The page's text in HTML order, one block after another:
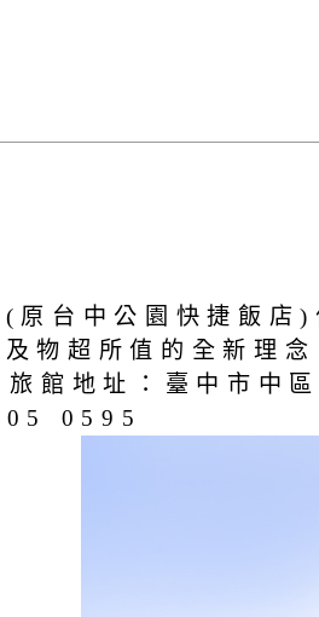
原台中公園快捷飯店
物超所值的全新理
旅館地址：臺中市
0595